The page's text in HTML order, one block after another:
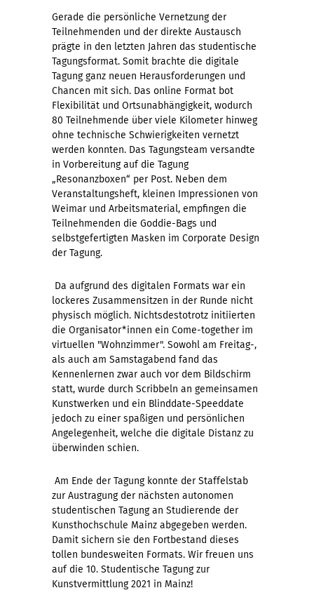
Gerade die persönliche Vernetzung der
Teilnehmenden und der direkte Austausch
prägte in den letzten Jahren das studentische
Tagungsformat. Somit brachte die digitale
Tagung ganz neuen Herausforderungen und
Chancen mit sich. Das online Format bot
Flexibilität und Ortsunabhängigkeit, wodurch
80 Teilnehmende über viele Kilometer hinweg
ohne technische Schwierigkeiten vernetzt
werden konnten. Das Tagungsteam versandte
in Vorbereitung auf die Tagung
„Resonanzboxen“ per Post. Neben dem
Veranstaltungsheft, kleinen Impressionen von
Weimar und Arbeitsmaterial, empfingen die
Teilnehmenden die Goddie-Bags und
selbstgefertigten Masken im Corporate Design
der Tagung.
Da aufgrund des digitalen Formats war ein
lockeres Zusammensitzen in der Runde nicht
physisch möglich. Nichtsdestotrotz initiierten
die Organisator*innen ein Come-together im
virtuellen "Wohnzimmer". Sowohl am Freitag-,
als auch am Samstagabend fand das
Kennenlernen zwar auch vor dem Bildschirm
statt, wurde durch Scribbeln an gemeinsamen
Kunstwerken und ein Blinddate-Speeddate
jedoch zu einer spaßigen und persönlichen
Angelegenheit, welche die digitale Distanz zu
überwinden schien.
Am Ende der Tagung konnte der Staffelstab
zur Austragung der nächsten autonomen
studentischen Tagung an Studierende der
Kunsthochschule Mainz abgegeben werden.
Damit sichern sie den Fortbestand dieses
tollen bundesweiten Formats. Wir freuen uns
auf die 10. Studentische Tagung zur
Kunstvermittlung 2021 in Mainz!